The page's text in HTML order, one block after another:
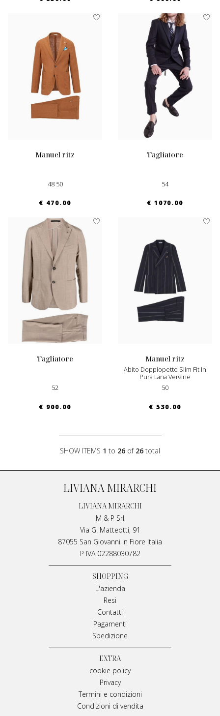
manuel ritz
48 50
€ 470.00
tagliatore
54
€ 1070.00
tagliatore
52
€ 900.00
manuel ritz
Abito Doppiopetto Slim Fit In
Pura Lana Vergine
50
€ 530.00
SHOW ITEMS 1 to 26 of 26 total
LIVIANA MIRARCHI
LIVIANA MIRARCHI
M & P Srl
Via G. Matteotti, 91
87055 San Giovanni in Fiore Italia
P IVA 02288030782
SHOPPING
L'azienda
Resi
Contatti
Pagamenti
Spedizione
EXTRA
cookie policy
Privacy
Termini e condizioni
Condizioni di vendita